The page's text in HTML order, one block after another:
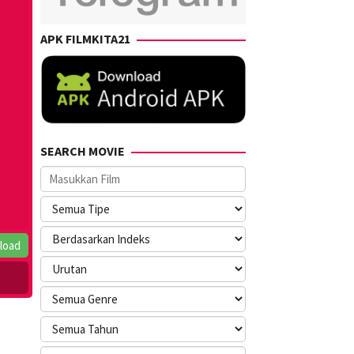
APK FILMKITA21
SEARCH MOVIE